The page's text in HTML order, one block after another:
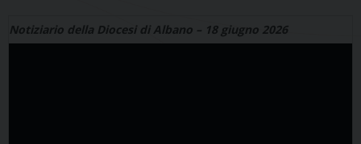
Notiziario della Diocesi di Albano – 18 giugno 2026